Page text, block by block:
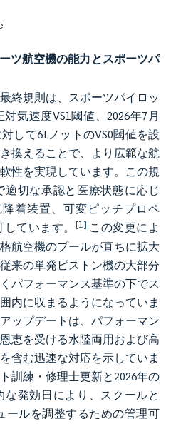
ツ航空機の能力とスポーツパ
終規則は、スポーツパイロッ
気速度VS1閾値、2026年7月
して61ノットのVS0閾値を設
換えることで、より広範な航
性を実現しています。この規
切な承認と医療状態に応じ
着装置、可変ピッチプロペ
ています。 [1] この変更によ
航空機のプールが直ちに拡大
来の単発ピストン機の大部分
パフォーマンス基準の下でス
内に収まるようになっていま
ップデートは、パフォーマン
恵を受ける水陸両用および高
含む迅速な対応を示していま
訓練・修理士更新と2026年の
発効日により、スクールと
ールを調整するための管理可